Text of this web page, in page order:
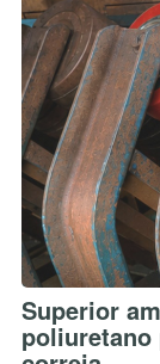
Superior
poliuretano